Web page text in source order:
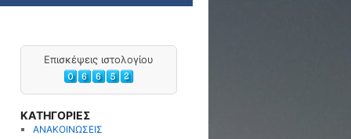
Επισκέψεις ιστολογίου
ΚΑΤΗΓΟΡΙΕΣ
ΑΝΑΚΟΙΝΩΣΕΙΣ